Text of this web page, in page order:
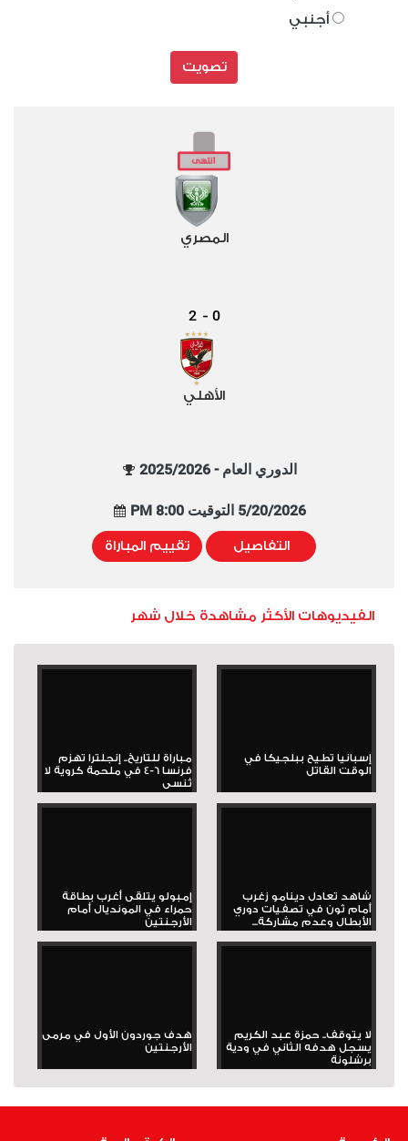
أجنبي
تصويت
المصري
0
-
2
الأهلي
الدوري العام - 2025/2026
5/20/2026 التوقيت 8:00 PM
التفاصيل تقييم المباراة
الفيديوهات الأكثر مشاهدة خلال شهر
إسبانيا تطيح ببلجيكا في
الوقت القاتل
مباراة للتاريخ.. إنجلترا تهزم
فرنسا 6-4 في ملحمة كروية لا
تُنسى
شاهد تعادل دينامو زغرب
أمام ثون في تصفيات دوري
الأبطال وعدم مشاركة...
إمبولو يتلقى أغرب بطاقة
حمراء في المونديال أمام
الأرجنتين
لا يتوقف.. حمزة عبد الكريم
يسجل هدفه الثاني في ودية
برشلونة
هدف جوردون الأول في مرمى
الأرجنتين